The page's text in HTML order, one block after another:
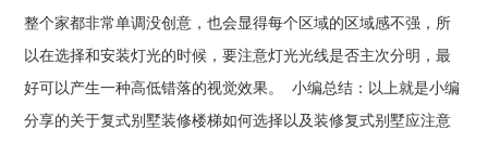
整个家都非常单调没创意，也会显得每个区域的区域感不强，所
以在选择和安装灯光的时候，要注意灯光光线是否主次分明，最
好可以产生一种高低错落的视觉效果。 小编总结：以上就是小编
分享的关于复式别墅装修楼梯如何选择以及装修复式别墅应注意